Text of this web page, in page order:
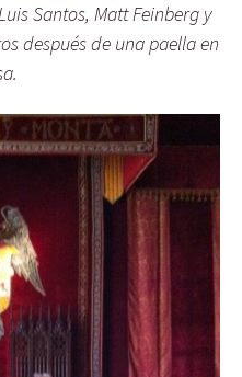
Santos, Matt Feinberg y
después de una paella en